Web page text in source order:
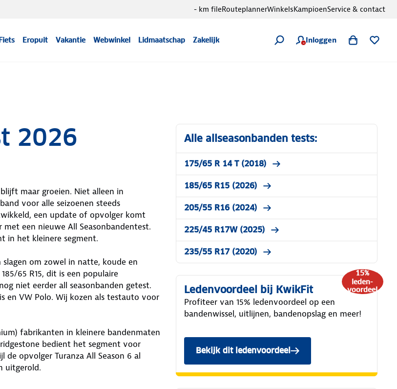
Eropuit Vakantie Webwinkel Lidmaatschap Zakelijk Inloggen
- km fileRouteplannerWinkelsKampioenService & contact
2026
maar groeien. Niet alleen in
voor alle seizoenen steeds
een update of opvolger komt
een nieuwe All Seasonbandentest.
in het kleinere segment.
om zowel in natte, koude en
65 R15, dit is een populaire
niet eerder all seasonbanden getest.
en VW Polo. Wij kozen als testauto voor
fabrikanten in kleinere bandenmaten
bedient het segment voor
opvolger Turanza All Season 6 al
uitgerold.
Alle allseasonbanden tests:
175/65 R 14 T (2018)
185/65 R15 (2026)
205/55 R16 (2024)
225/45 R17W (2025)
235/55 R17 (2020)
15%
leden-
voordeel
Ledenvoordeel bij KwikFit
Profiteer van 15% ledenvoordeel op een
bandenwissel, uitlijnen, bandenopslag en meer!
Bekijk dit ledenvoordeel